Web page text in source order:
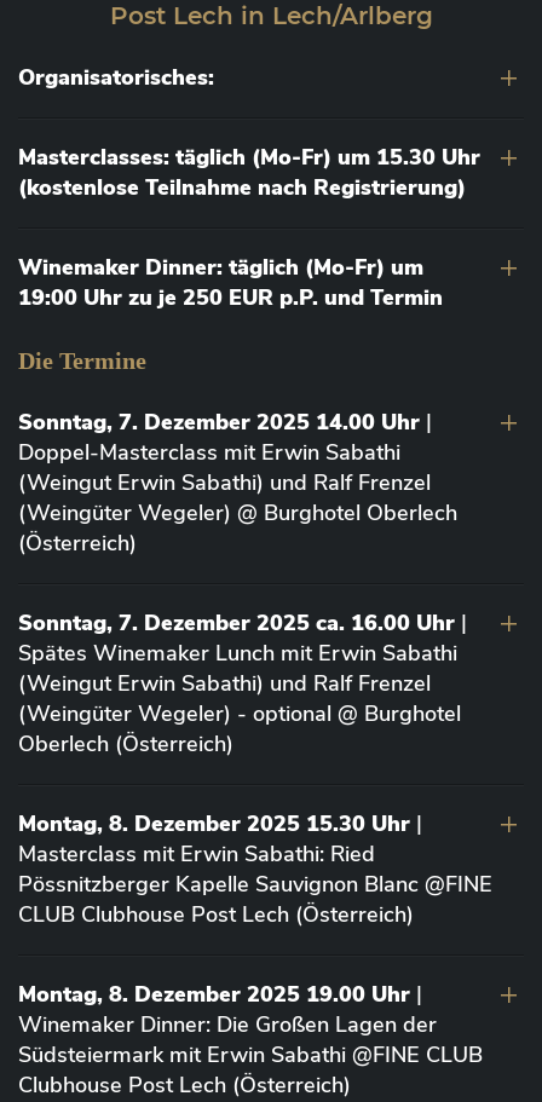
Post Lech in Lech/Arlberg
Organisatorisches:
Masterclasses: täglich (Mo-Fr) um 15.30 Uhr
(kostenlose Teilnahme nach Registrierung)
Winemaker Dinner: täglich (Mo-Fr) um
19:00 Uhr zu je 250 EUR p.P. und Termin
Die Termine
Sonntag, 7. Dezember 2025 14.00 Uhr |
Doppel-Masterclass mit Erwin Sabathi
(Weingut Erwin Sabathi) und Ralf Frenzel
(Weingüter Wegeler) @ Burghotel Oberlech
(Österreich)
Sonntag, 7. Dezember 2025 ca. 16.00 Uhr |
Spätes Winemaker Lunch mit Erwin Sabathi
(Weingut Erwin Sabathi) und Ralf Frenzel
(Weingüter Wegeler) - optional @ Burghotel
Oberlech (Österreich)
Montag, 8. Dezember 2025 15.30 Uhr |
Masterclass mit Erwin Sabathi: Ried
Pössnitzberger Kapelle Sauvignon Blanc @FINE
CLUB Clubhouse Post Lech (Österreich)
Montag, 8. Dezember 2025 19.00 Uhr |
Winemaker Dinner: Die Großen Lagen der
Südsteiermark mit Erwin Sabathi @FINE CLUB
Clubhouse Post Lech (Österreich)